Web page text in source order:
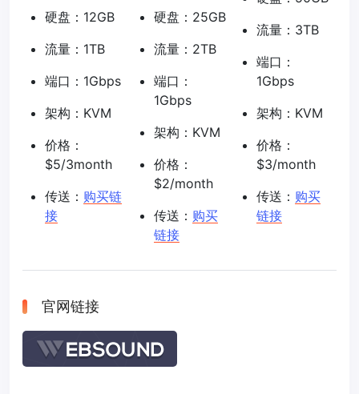
硬盘：12GB
流量：1TB
端口：1Gbps
架构：KVM
价格：
$5/3month
传送： 购买链
接
硬盘：25GB
流量：2TB
端口：
1Gbps
架构：KVM
价格：
$2/month
传送： 购买
链接
流量：3TB
端口：
1Gbps
架构：KVM
价格：
$3/month
传送： 购买
链接
官网链接